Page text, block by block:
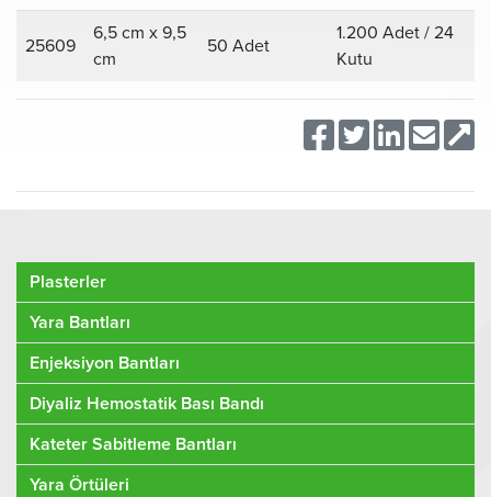
25609
6,5 cm x 9,5
cm
50 Adet
1.200 Adet / 24
Kutu
Plasterler
Yara Bantları
Enjeksiyon Bantları
Diyaliz Hemostatik Bası Bandı
Kateter Sabitleme Bantları
Yara Örtüleri